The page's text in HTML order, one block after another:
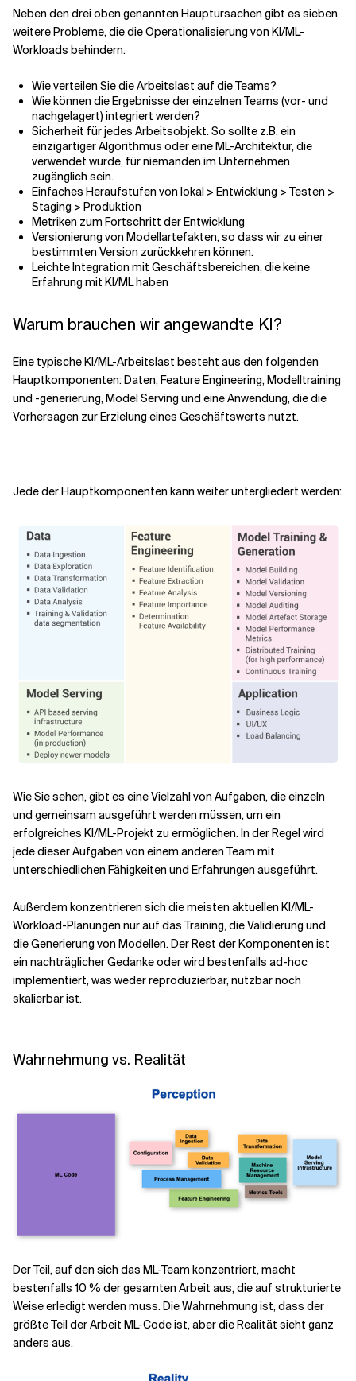
Neben den drei oben genannten Hauptursachen gibt es sieben
weitere Probleme, die die Operationalisierung von KI/ML-
Workloads behindern.
Wie verteilen Sie die Arbeitslast auf die Teams?
Wie können die Ergebnisse der einzelnen Teams (vor- und
nachgelagert) integriert werden?
Sicherheit für jedes Arbeitsobjekt. So sollte z.B. ein
einzigartiger Algorithmus oder eine ML-Architektur, die
verwendet wurde, für niemanden im Unternehmen
zugänglich sein.
Einfaches Heraufstufen von lokal > Entwicklung > Testen >
Staging > Produktion
Metriken zum Fortschritt der Entwicklung
Versionierung von Modellartefakten, so dass wir zu einer
bestimmten Version zurückkehren können.
Leichte Integration mit Geschäftsbereichen, die keine
Erfahrung mit KI/ML haben
Warum brauchen wir angewandte KI?
Eine typische KI/ML-Arbeitslast besteht aus den folgenden
Hauptkomponenten: Daten, Feature Engineering, Modelltraining
und -generierung, Model Serving und eine Anwendung, die die
Vorhersagen zur Erzielung eines Geschäftswerts nutzt.
Jede der Hauptkomponenten kann weiter untergliedert werden:
Wie Sie sehen, gibt es eine Vielzahl von Aufgaben, die einzeln
und gemeinsam ausgeführt werden müssen, um ein
erfolgreiches KI/ML-Projekt zu ermöglichen. In der Regel wird
jede dieser Aufgaben von einem anderen Team mit
unterschiedlichen Fähigkeiten und Erfahrungen ausgeführt.
Außerdem konzentrieren sich die meisten aktuellen KI/ML-
Workload-Planungen nur auf das Training, die Validierung und
die Generierung von Modellen. Der Rest der Komponenten ist
ein nachträglicher Gedanke oder wird bestenfalls ad-hoc
implementiert, was weder reproduzierbar, nutzbar noch
skalierbar ist.
Wahrnehmung vs. Realität
Der Teil, auf den sich das ML-Team konzentriert, macht
bestenfalls 10 % der gesamten Arbeit aus, die auf strukturierte
Weise erledigt werden muss. Die Wahrnehmung ist, dass der
größte Teil der Arbeit ML-Code ist, aber die Realität sieht ganz
anders aus.